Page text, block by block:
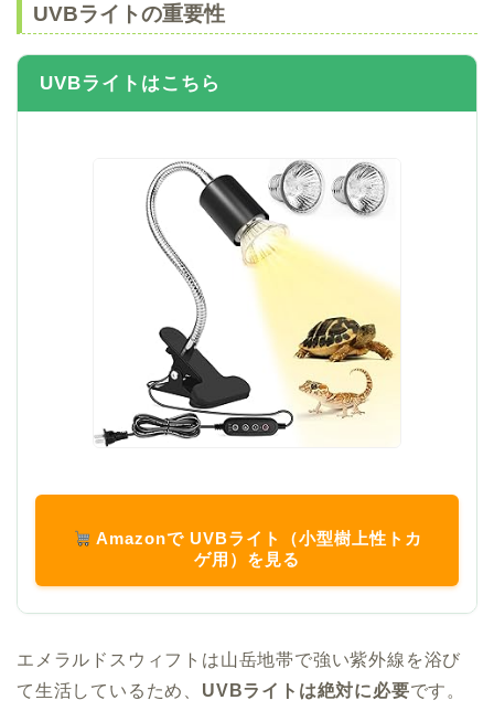
UVBライトの重要性
UVBライトはこちら
Amazonで UVBライト（小型樹上性トカ
ゲ用）を見る
エメラルドスウィフトは山岳地帯で強い紫外線を浴び
て生活しているため、 UVBライトは絶対に必要です。